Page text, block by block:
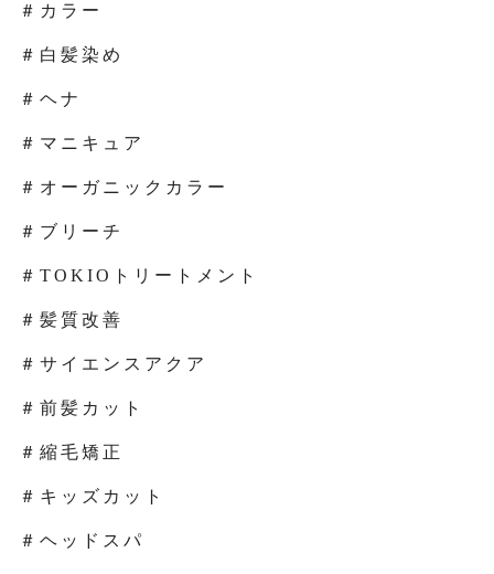
＃カラー
＃白髪染め
＃ヘナ
＃マニキュア
＃オーガニックカラー
＃ブリーチ
＃TOKIOトリートメント
＃髪質改善
＃サイエンスアクア
＃前髪カット
＃縮毛矯正
＃キッズカット
＃ヘッドスパ